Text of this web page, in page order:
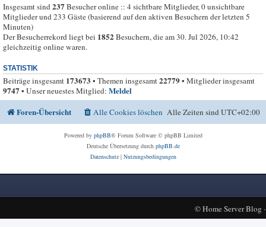
Insgesamt sind237Besucher online :: 4 sichtbare Mitglieder, 0 unsichtbare
Mitglieder und 233 Gäste (basierend auf den aktiven Besuchern der letzten 5
Minuten)
Der Besucherrekord liegt bei 1852Besuchern, die am 30. Jul 2026, 10:42
gleichzeitig online waren.
STATISTIK
Beiträge insgesamt 173673 • Themen insgesamt22779• Mitglieder insgesamt
9747• Unser neuestes Mitglied: Meldel
Foren-Übersicht
Alle Zeiten sindUTC+02:00
Alle Cookies löschen
Powered by phpBB® Forum Software © phpBB Limited
Deutsche Übersetzung durch phpBB.de
Datenschutz| Nutzungsbedingungen
©Home Server Blog